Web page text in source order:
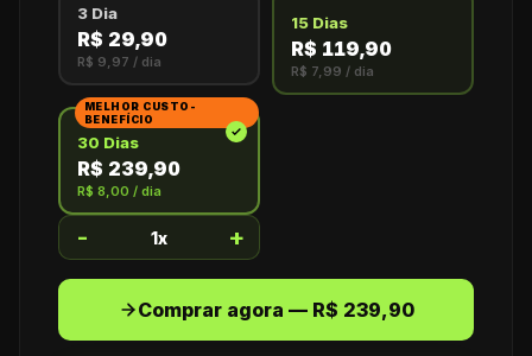
3 Dia
R$ 29,90
R$ 9,97 / dia
15 Dias
R$ 119,90
R$ 7,99 / dia
MELHOR CUSTO-
BENEFÍCIO
30 Dias
R$ 239,90
R$ 8,00 / dia
- 1x +
Comprar agora — R$ 239,90